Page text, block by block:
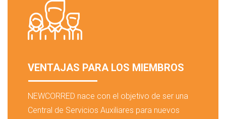
VENTAJAS PARA LOS MIEMBROS
NEWCORRED nace con el objetivo de ser una
Central de Servicios Auxiliares para nuevos